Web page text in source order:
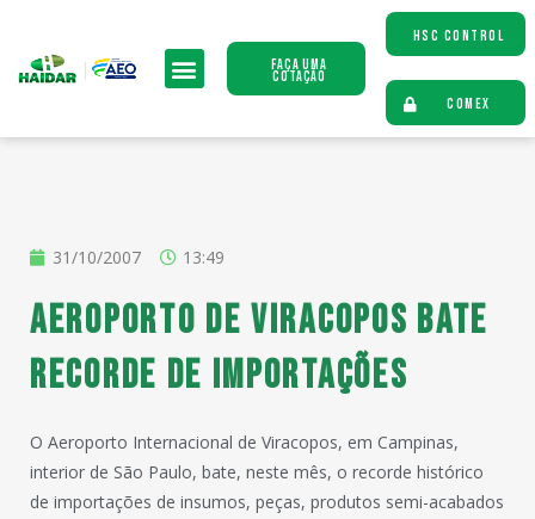
Faça uma
Cotação
HSC CONTROL
COMEX
31/10/2007 13:49
Aeroporto de Viracopos bate
recorde de importações
O Aeroporto Internacional de Viracopos, em Campinas,
interior de São Paulo, bate, neste mês, o recorde histórico
de importações de insumos, peças, produtos semi-acabados